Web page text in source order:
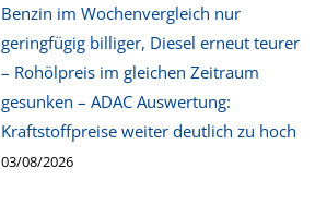
Benzin im Wochenvergleich nur
geringfügig billiger, Diesel erneut teurer
– Rohölpreis im gleichen Zeitraum
gesunken – ADAC Auswertung:
Kraftstoffpreise weiter deutlich zu hoch
03/08/2026